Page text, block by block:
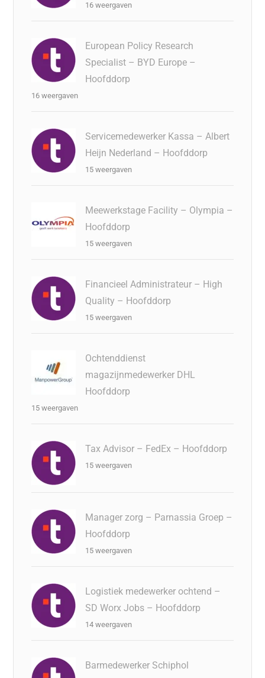
16 weergaven
European Policy Research
Specialist – BYD Europe –
Hoofddorp
16 weergaven
Servicemedewerker Kassa – Albert
Heijn Nederland – Hoofddorp
15 weergaven
Meewerkstage Facility – Olympia –
Hoofddorp
15 weergaven
Financieel Administrateur – High
Quality – Hoofddorp
15 weergaven
Ochtenddienst
magazijnmedewerker DHL
Hoofddorp
15 weergaven
Tax Advisor – FedEx – Hoofddorp
15 weergaven
Manager zorg – Parnassia Groep –
Hoofddorp
15 weergaven
Logistiek medewerker ochtend –
SD Worx Jobs – Hoofddorp
14 weergaven
Barmedewerker Schiphol